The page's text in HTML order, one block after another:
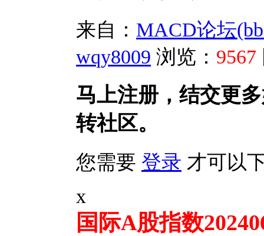
来自： MACD论坛
wqy8009 浏览： 9567
马上注册，结交更
转社区。
您需要 登录 才可以
x
国际A股指数